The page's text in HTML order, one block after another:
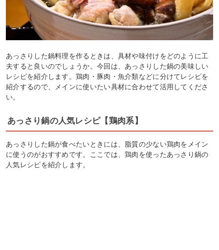
あっさりした鍋料理を作るときは、具材や味付けをどのように工
夫すると良いのでしょうか。今回は、あっさりした鍋の美味しい
レシピを紹介します。鶏肉・豚肉・魚介類などに分けてレシピを
紹介するので、メインに使いたい具材に合わせて活用してくださ
い。
あっさり鍋の人気レシピ【鶏肉系】
あっさりした鍋が食べたいときには、脂質の少ない鶏肉をメイン
に使うのがおすすめです。ここでは、鶏肉を使ったあっさり鍋の
人気レシピを紹介します。